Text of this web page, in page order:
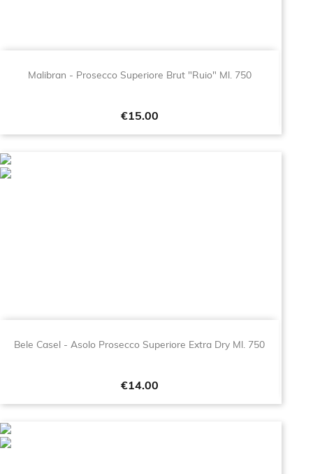
Malibran - Prosecco Superiore Brut "Ruio" Ml. 750
Price
€15.00
Bele Casel - Asolo Prosecco Superiore Extra Dry Ml. 750
Price
€14.00